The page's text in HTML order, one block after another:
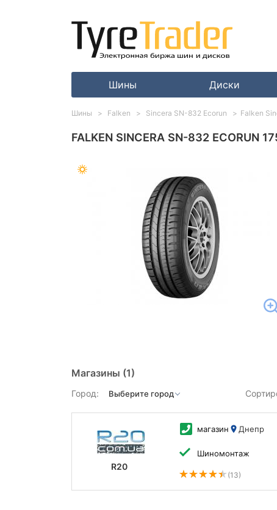
Шины Диски
FALKEN SINCERA SN-832 ECORUN
Магазины (1)
Город:
R20
магазин Днепр
Шиномонтаж
(13)
Шины Falken Sincera SN-832 Ecorun Falken